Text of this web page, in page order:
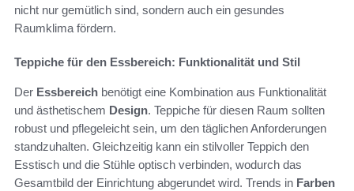
nicht nur gemütlich sind, sondern auch ein gesundes
Raumklima fördern.
Teppiche für den Essbereich: Funktionalität und Stil
Der Essbereich benötigt eine Kombination aus Funktionalität
und ästhetischem Design. Teppiche für diesen Raum sollten
robust und pflegeleicht sein, um den täglichen Anforderungen
standzuhalten. Gleichzeitig kann ein stilvoller Teppich den
Esstisch und die Stühle optisch verbinden, wodurch das
Gesamtbild der Einrichtung abgerundet wird. Trends in Farben